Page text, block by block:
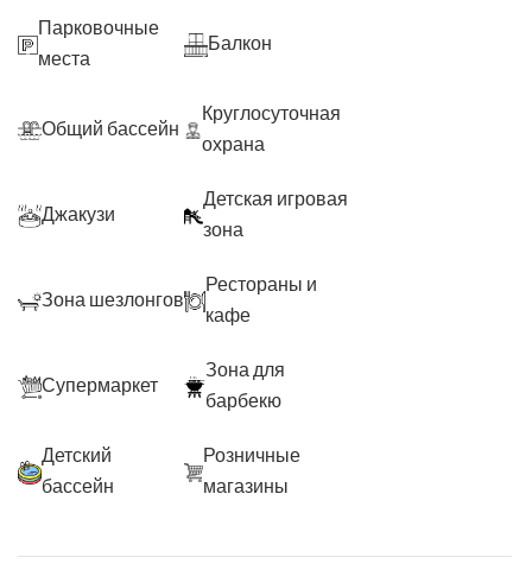
Парковочные
места
Балкон
Общий бассейн
Круглосуточная
охрана
Джакузи
Детская игровая
зона
Зона шезлонгов
Рестораны и
кафе
Супермаркет
Зона для
барбекю
Детский
бассейн
Розничные
магазины